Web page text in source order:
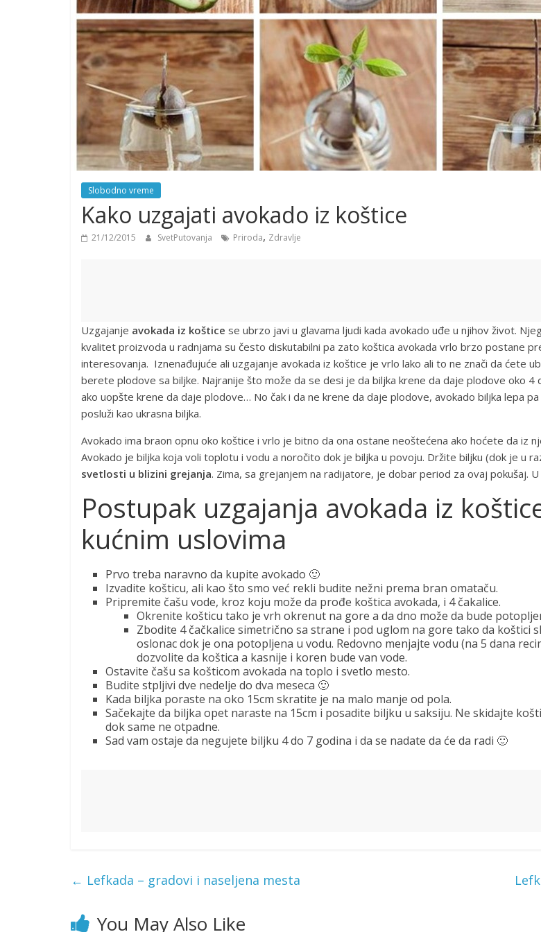
Slobodno vreme
Kako uzgajati avokado iz koštice
21/12/2015 SvetPutovanja Priroda, Zdravlje
Uzgajanje avokada iz koštice se ubrzo javi u glavama ljudi kada avokado uđe u njihov život.
kvalitet proizvoda u radnjama su često diskutabilni pa zato koštica avokada vrlo brzo postane
interesovanja. Iznenađujuće ali uzgajanje avokada iz koštice je vrlo lako ali to ne znači da ćete
berete plodove sa biljke. Najranije što može da se desi je da biljka krene da daje plodove oko 4
ako uopšte krene da daje plodove… No čak i da ne krene da daje plodove, avokado biljka lepa
posluži kao ukrasna biljka.
Avokado ima braon opnu oko koštice i vrlo je bitno da ona ostane neoštećena ako hoćete da iz
Avokado je biljka koja voli toplotu i vodu a noročito dok je biljka u povoju. Držite biljku (dok je u
svetlosti u blizini grejanja. Zima, sa grejanjem na radijatore, je dobar period za ovaj pokušaj. U
Postupak uzgajanja avokada iz
kućnim uslovima
Prvo treba naravno da kupite avokado 🙂
Izvadite košticu, ali kao što smo već rekli budite nežni prema bran omataču.
Pripremite čašu vode, kroz koju može da prođe koštica avokada, i 4 čakalice.
Okrenite košticu tako je vrh okrenut na gore a da dno može da bude
Zbodite 4 čačkalice simetrično sa strane i pod uglom na gore tako da koštici
oslonac dok je ona potopljena u vodu. Redovno menjajte vodu (na 5 dana
dozvolite da koštica a kasnije i koren bude van vode.
Ostavite čašu sa košticom avokada na toplo i svetlo mesto.
Budite stpljivi dve nedelje do dva meseca 🙂
Kada biljka poraste na oko 15cm skratite je na malo manje od pola.
Sačekajte da biljka opet naraste na 15cm i posadite biljku u saksiju. Ne skidajte
dok same ne otpadne.
Sad vam ostaje da negujete biljku 4 do 7 godina i da se nadate da će da radi 🙂
← Lefkada – gradovi i naseljena mesta
You May Also Like